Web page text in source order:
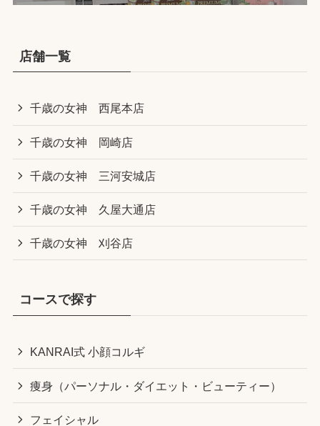
店舗一覧
千歳の女神 西尾本店
千歳の女神 岡崎店
千歳の女神 三河安城店
千歳の女神 久屋大通店
千歳の女神 刈谷店
コースで探す
KANRAI式 小顔コルギ
痩身（パーソナル・ダイエット・ビューティー）
フェイシャル